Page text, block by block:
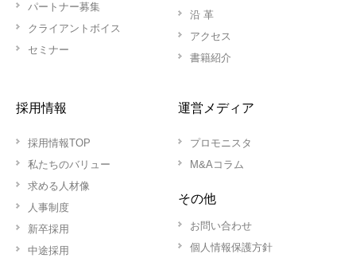
パートナー募集
クライアントボイス
セミナー
沿 革
アクセス
書籍紹介
採用情報
採用情報TOP
私たちのバリュー
求める人材像
人事制度
新卒採用
中途採用
運営メディア
プロモニスタ
M&Aコラム
その他
お問い合わせ
個人情報保護方針